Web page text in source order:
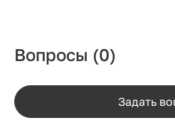
Вопросы (0)
Задать